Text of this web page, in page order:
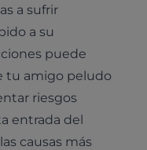
a sufrir
a su
puede
tu amigo peludo
riesgos
entrada del
causas más